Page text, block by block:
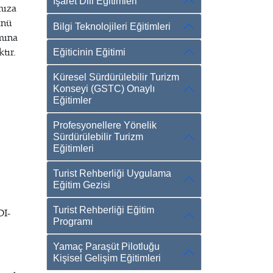
Bilgi Teknolojileri Eğitimleri
Eğiticinin Eğitimi
Küresel Sürdürülebilir Turizm
Konseyi (GSTC) Onaylı
Eğitimler
Profesyonellere Yönelik
Sürdürülebilir Turizm
Eğitimleri
Turist Rehberliği Uygulama
Eğitim Gezisi
Turist Rehberliği Eğitim
Programı
Yamaç Paraşüt Pilotluğu
Kişisel Gelişim Eğitimleri